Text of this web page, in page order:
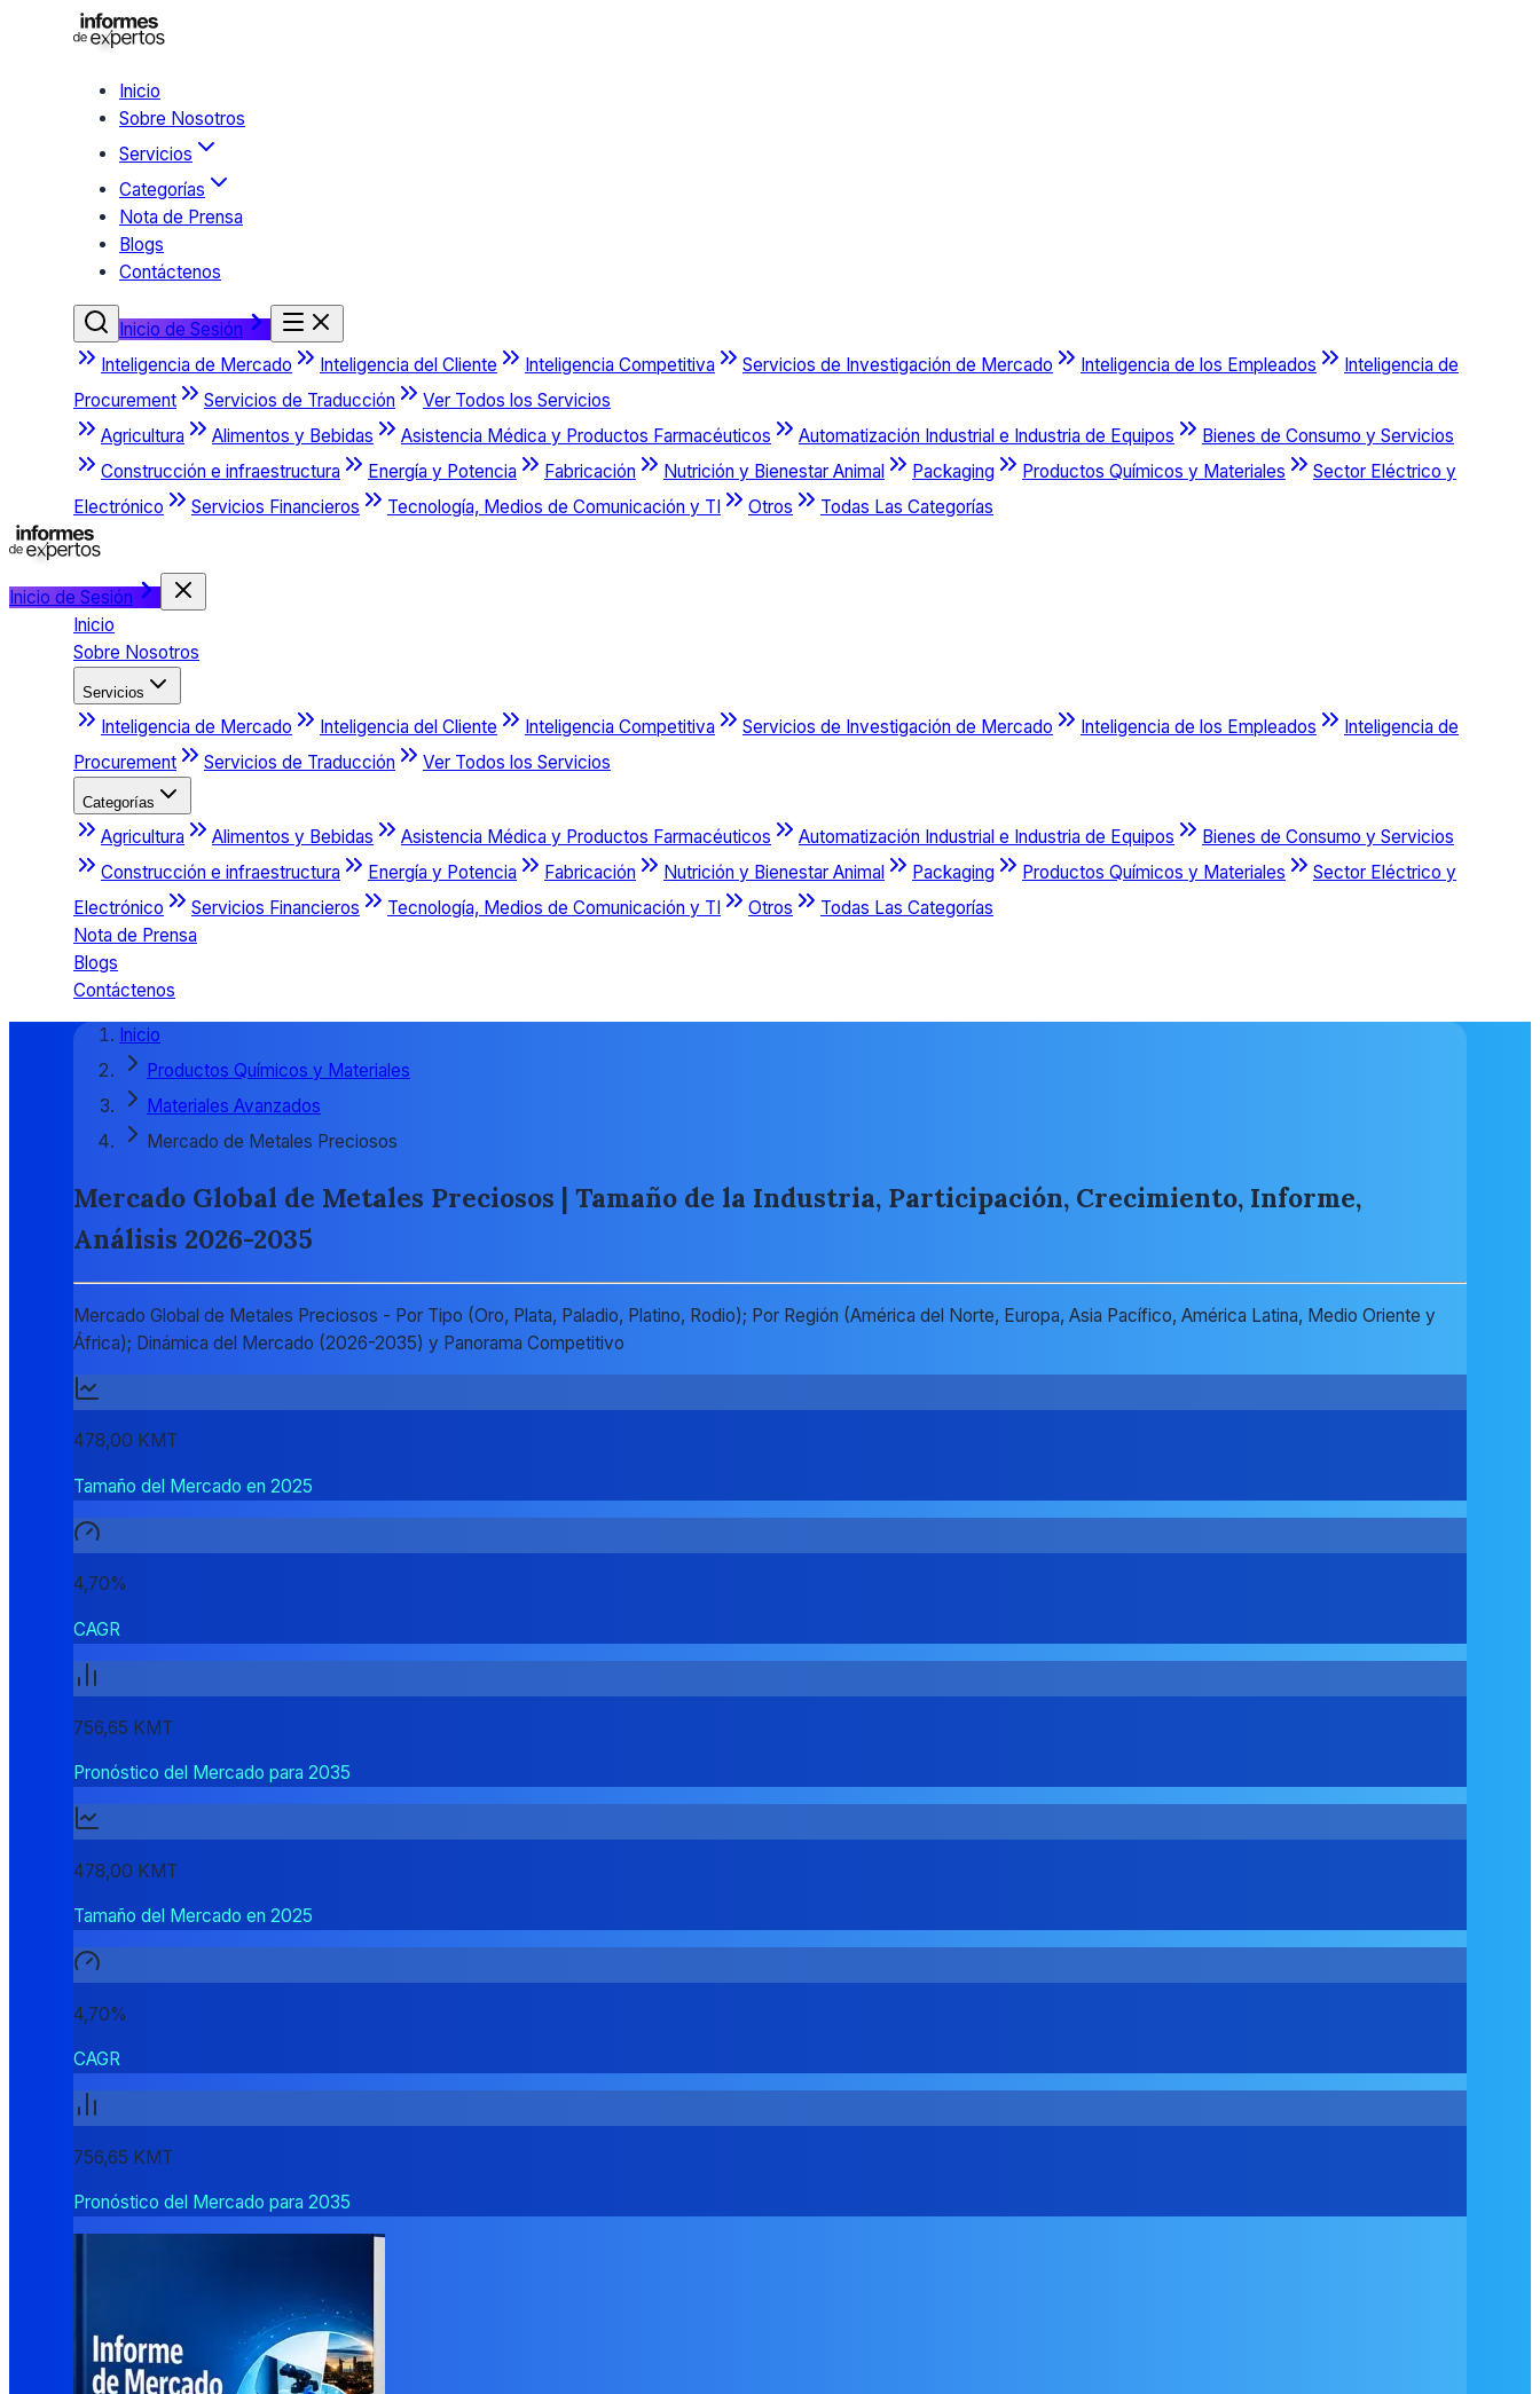
Inicio
Sobre Nosotros
Servicios
Categorías
Nota de Prensa
Blogs
Contáctenos
Inicio de Sesión
Inteligencia de Mercado
Inteligencia del Cliente Inteligencia Competitiva Servicios de Investigación de Mercado Inteligencia de los Empleados
Inteligencia de
Procurement
Servicios de Traducción
Ver Todos los Servicios
Agricultura
Alimentos y Bebidas Asistencia Médica y Productos Farmacéuticos Automatización Industrial e Industria de Equipos
Bienes de Consumo y Servicios
Construcción e infraestructura
Energía y Potencia Fabricación Nutrición y Bienestar Animal Packaging Productos Químicos y Materiales
Sector Eléctrico y
Electrónico
Servicios Financieros Tecnología, Medios de Comunicación y TI Otros Todas Las Categorías
Inicio de Sesión
Inicio
Sobre Nosotros
Servicios
Inteligencia de Mercado Inteligencia del Cliente Inteligencia Competitiva Servicios de Investigación de Mercado Inteligencia de los Empleados
Inteligencia de
Procurement
Servicios de Traducción Ver Todos los Servicios
Categorías
Agricultura Alimentos y Bebidas Asistencia Médica y Productos Farmacéuticos Automatización Industrial e Industria de Equipos
Bienes de Consumo y Servicios
Construcción e infraestructura
Energía y Potencia Fabricación Nutrición y Bienestar Animal Packaging Productos Químicos y Materiales
Sector Eléctrico y
Electrónico
Servicios Financieros Tecnología, Medios de Comunicación y TI Otros
Todas Las Categorías
Nota de Prensa
Blogs
Contáctenos
Inicio
Productos Químicos y Materiales
Materiales Avanzados
Mercado de Metales Preciosos
Mercado Global de Metales Preciosos | Tamaño de la Industria, Participación, Crecimiento, Informe,
Análisis 2026-2035
Mercado Global de Metales Preciosos - Por Tipo (Oro, Plata, Paladio, Platino, Rodio); Por Región (América del Norte, Europa, Asia Pacífico, América Latina, Medio Oriente y
África); Dinámica del Mercado (2026-2035) y Panorama Competitivo
478,00 KMT
Tamaño del Mercado en 2025
4,70%
CAGR
756,65 KMT
Pronóstico del Mercado para 2035
478,00 KMT
Tamaño del Mercado en 2025
4,70%
CAGR
756,65 KMT
Pronóstico del Mercado para 2035